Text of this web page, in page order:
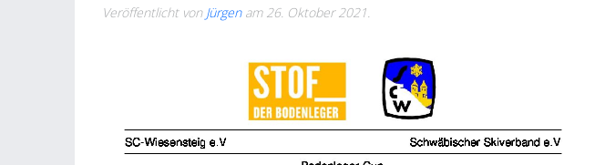
Veröffentlicht von Jürgenam 26. Oktober 2021.